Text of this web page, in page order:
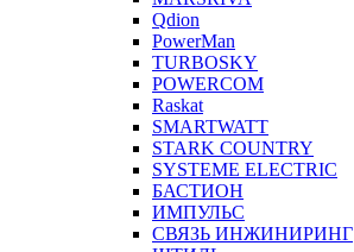
Qdion
PowerMan
TURBOSKY
POWERCOM
Raskat
SMARTWATT
STARK COUNTRY
SYSTEME ELECTRIC
БАСТИОН
ИМПУЛЬС
СВЯЗЬ ИНЖИНИРИНГ